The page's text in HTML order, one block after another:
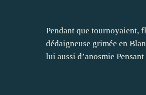
Pendant que tournoyaient,
dédaigneuse grimée en
lui aussi d’anosmie